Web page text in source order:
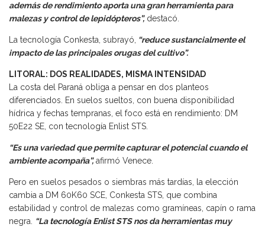
además de rendimiento aporta una gran herramienta para
malezas y control de lepidópteros”,destacó.
La tecnología Conkesta, subrayó, “reduce sustancialmente el
impacto de las principales orugas del cultivo”.
LITORAL: DOS REALIDADES, MISMA INTENSIDAD
La costa del Paraná obliga a pensar en dos planteos
diferenciados. En suelos sueltos, con buena disponibilidad
hídrica y fechas tempranas, el foco está en rendimiento: DM
50E22 SE, con tecnología Enlist STS.
“Es una variedad que permite capturar el potencial cuando el
ambiente acompaña”,afirmó Venece.
Pero en suelos pesados o siembras más tardías, la elección
cambia a DM 60K60 SCE, Conkesta STS, que combina
estabilidad y control de malezas como gramíneas, capín o rama
negra.
“La tecnología Enlist STS nos da herramientas muy